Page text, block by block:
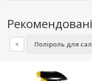
< Поліроль для